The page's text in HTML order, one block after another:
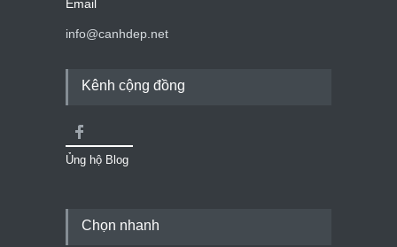
Email
info@canhdep.net
Kênh cộng đồng
Ủng hộ Blog
Chọn nhanh